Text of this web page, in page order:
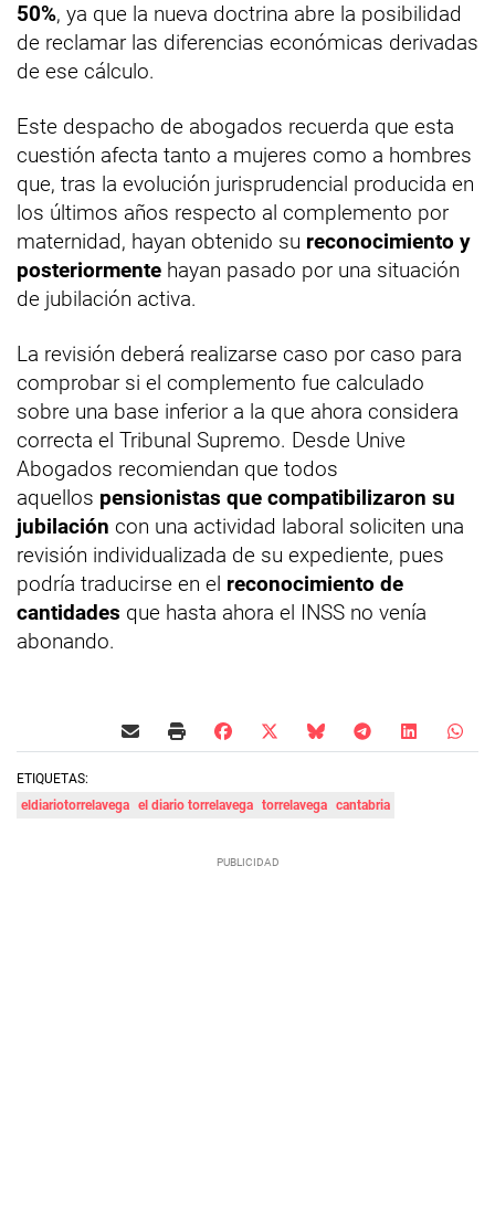
50%, ya que la nueva doctrina abre la posibilidad
de reclamar las diferencias económicas derivadas
de ese cálculo.
Este despacho de abogados recuerda que esta
cuestión afecta tanto a mujeres como a hombres
que, tras la evolución jurisprudencial producida en
los últimos años respecto al complemento por
maternidad, hayan obtenido su reconocimiento y
posteriormente hayan pasado por una situación
de jubilación activa.
La revisión deberá realizarse caso por caso para
comprobar si el complemento fue calculado
sobre una base inferior a la que ahora considera
correcta el Tribunal Supremo. Desde Unive
Abogados recomiendan que todos
aquellos pensionistas que compatibilizaron su
jubilación con una actividad laboral soliciten una
revisión individualizada de su expediente, pues
podría traducirse en el reconocimiento de
cantidades que hasta ahora el INSS no venía
abonando.
ETIQUETAS:
eldiariotorrelavega el diario torrelavega torrelavega cantabria